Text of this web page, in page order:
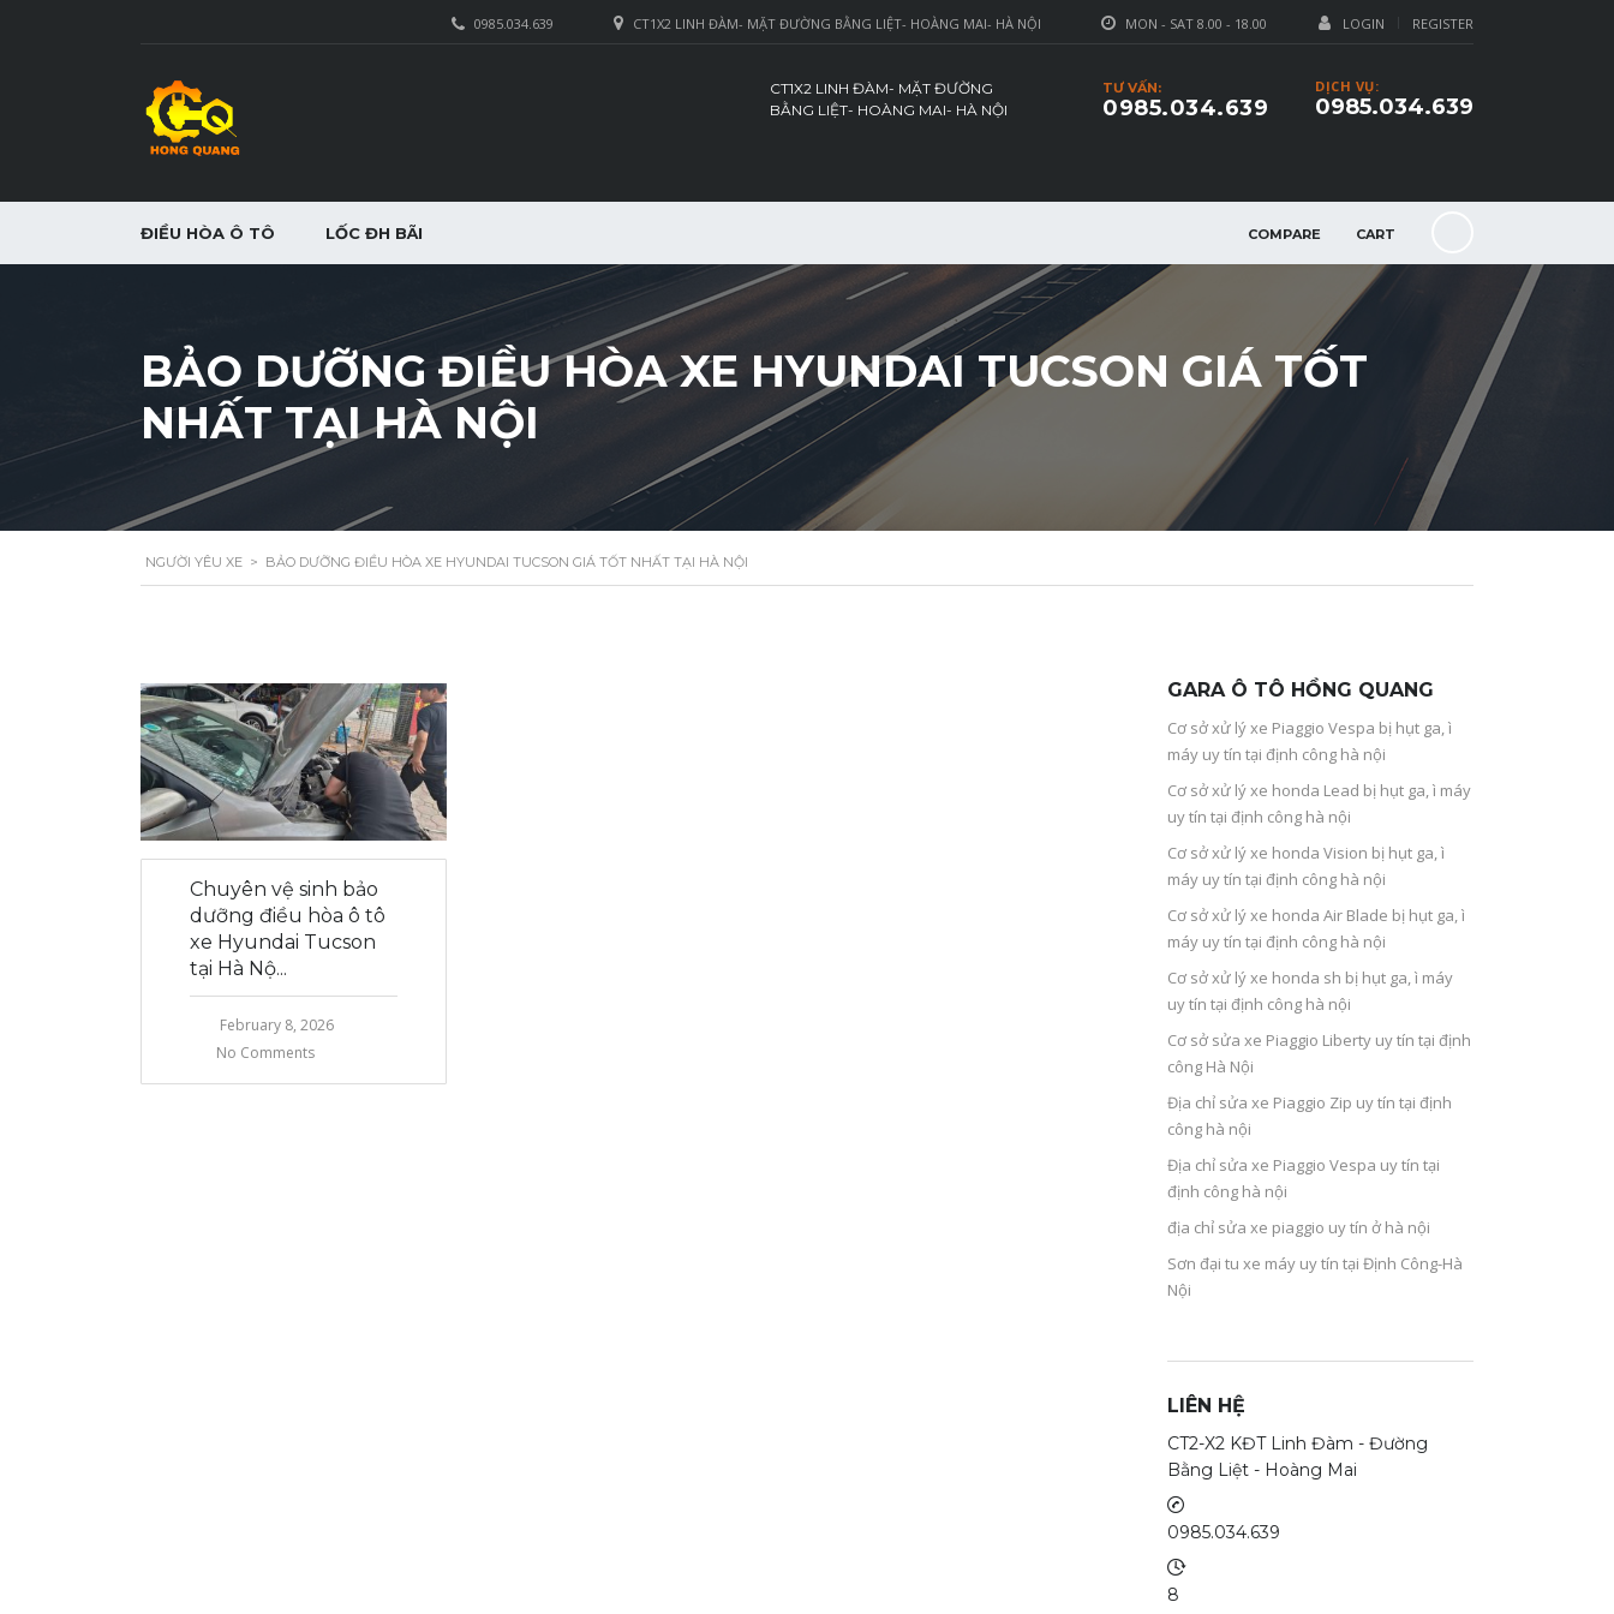
LOGIN REGISTER
MON - SAT 8.00 - 18.00
CT1X2 LINH ĐÀM- MẶT ĐƯỜNG BẰNG LIỆT- HOÀNG MAI- HÀ NỘI
0985.034.639
DỊCH VỤ:
0985.034.639
TƯ VẤN:
0985.034.639
CT1X2 LINH ĐÀM- MẶT ĐƯỜNG
BẰNG LIỆT- HOÀNG MAI- HÀ NỘI
COMPARE CART
ĐIỀU HÒA Ô TÔ LỐC ĐH BÃI
BẢO DƯỠNG ĐIỀU HÒA XE HYUNDAI TUCSON GIÁ TỐT
NHẤT TẠI HÀ NỘI
NGƯỜI YÊU XE > BẢO DƯỠNG ĐIỀU HÒA XE HYUNDAI TUCSON GIÁ TỐT NHẤT TẠI HÀ NỘI
Chuyên vệ sinh bảo
dưỡng điều hòa ô tô
xe Hyundai Tucson
tại Hà Nộ...
February 8, 2026
No Comments
GARA Ô TÔ HỒNG QUANG
Cơ sở xử lý xe Piaggio Vespa bị hụt ga, ì
máy uy tín tại định công hà nội
Cơ sở xử lý xe honda Lead bị hụt ga, ì máy
uy tín tại định công hà nội
Cơ sở xử lý xe honda Vision bị hụt ga, ì
máy uy tín tại định công hà nội
Cơ sở xử lý xe honda Air Blade bị hụt ga, ì
máy uy tín tại định công hà nội
Cơ sở xử lý xe honda sh bị hụt ga, ì máy
uy tín tại định công hà nội
Cơ sở sửa xe Piaggio Liberty uy tín tại định
công Hà Nội
Địa chỉ sửa xe Piaggio Zip uy tín tại định
công hà nội
Địa chỉ sửa xe Piaggio Vespa uy tín tại
định công hà nội
địa chỉ sửa xe piaggio uy tín ở hà nội
Sơn đại tu xe máy uy tín tại Định Công-Hà
Nội
LIÊN HỆ
CT2-X2 KĐT Linh Đàm - Đường
Bằng Liệt - Hoàng Mai
0985.034.639
8